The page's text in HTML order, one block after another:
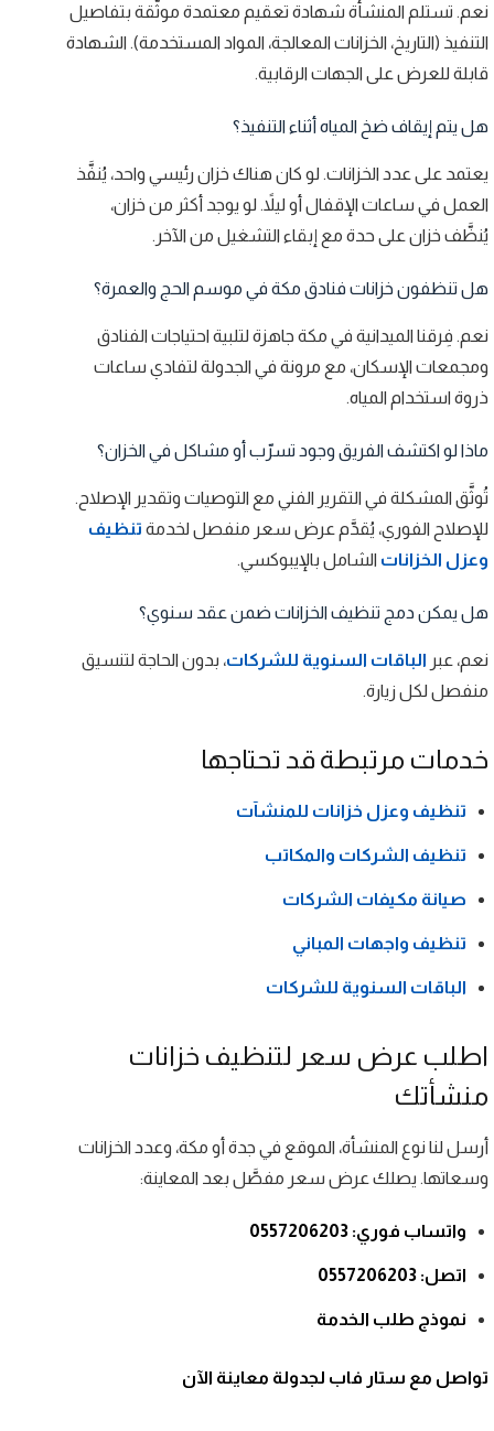
نعم. تستلم المنشأة شهادة تعقيم معتمدة موثَّقة بتفاصيل
التنفيذ (التاريخ، الخزانات المعالجة، المواد المستخدمة). الشهادة
قابلة للعرض على الجهات الرقابية.
هل يتم إيقاف ضخ المياه أثناء التنفيذ؟
يعتمد على عدد الخزانات. لو كان هناك خزان رئيسي واحد، يُنفَّذ
العمل في ساعات الإقفال أو ليلاً. لو يوجد أكثر من خزان،
يُنظَّف خزان على حدة مع إبقاء التشغيل من الآخر.
هل تنظفون خزانات فنادق مكة في موسم الحج والعمرة؟
نعم. فِرقنا الميدانية في مكة جاهزة لتلبية احتياجات الفنادق
ومجمعات الإسكان، مع مرونة في الجدولة لتفادي ساعات
ذروة استخدام المياه.
ماذا لو اكتشف الفريق وجود تسرّب أو مشاكل في الخزان؟
تُوثَّق المشكلة في التقرير الفني مع التوصيات وتقدير الإصلاح.
للإصلاح الفوري، يُقدَّم عرض سعر منفصل لخدمة تنظيف
وعزل الخزانات الشامل بالإيبوكسي.
هل يمكن دمج تنظيف الخزانات ضمن عقد سنوي؟
نعم، عبر الباقات السنوية للشركات، بدون الحاجة لتنسيق
منفصل لكل زيارة.
خدمات مرتبطة قد تحتاجها
تنظيف وعزل خزانات للمنشآت
تنظيف الشركات والمكاتب
صيانة مكيفات الشركات
تنظيف واجهات المباني
الباقات السنوية للشركات
اطلب عرض سعر لتنظيف خزانات
منشأتك
أرسل لنا نوع المنشأة، الموقع في جدة أو مكة، وعدد الخزانات
وسعاتها. يصلك عرض سعر مفصَّل بعد المعاينة:
واتساب فوري: 0557206203
اتصل: 0557206203
نموذج طلب الخدمة
تواصل مع ستار فاب لجدولة معاينة الآن